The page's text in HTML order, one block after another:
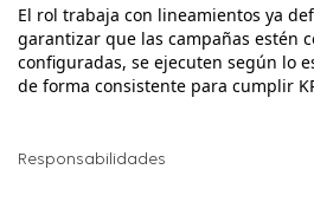
El rol trabaja con lineamientos ya
garantizar que las campañas estén
configuradas, se ejecuten según lo
de forma consistente para cumplir
Responsabilidades